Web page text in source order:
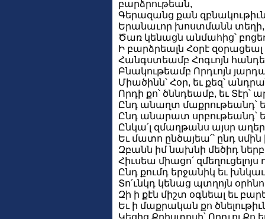
բարձրութեան,
Գերազանց քան
Երանաւոր խոստմանն տեղի,
Ծառ կենացն անմահից՝
Ի բարձրեալն Հօրէ
Հանգստեամբ Հոգւոյն
Բնակութեամբ Որդւոյն
Միածինն՝ Հօր, եւ քեզ՝
Որդի քո՝ ծննդեամբ, եւ Տէր՝
Ընդ անաղտ մաքրութեանդ՝
Ընդ անարատ սրբութեանդ՝
Ընկա՛լ զմաղթանս այսր
Եւ մատո ընծայեա՛՝ ընդ
Զբանն իմ նախնի մեծիդ
Հիւսեա միացո՛
Ընդ քումդ երջանիկ եւ
Տո՛ւնկդ կենաց պտղոյն
Զի ի քէն միշտ օգնեալ եւ
Եւ ի մաքրական քո
Կեցից Քրիստոսի՝ Որդւոյ Քո